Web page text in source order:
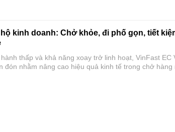
kinh doanh: Chở khỏe, đi phố gọn, tiết
thấp và khả năng xoay trở linh hoạt, VinFast EC
đón nhằm nâng cao hiệu quả kinh tế trong chở hàng